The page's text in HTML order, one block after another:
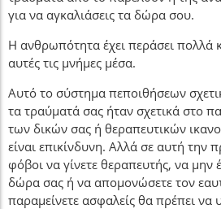
για να αγκαλιάσεις τα δώρα σου.
Η ανθρωπότητα έχει περάσει πολλά
αυτές τις μνήμες μέσα.
Αυτό το σύστημα πεποιθήσεων
τα τραύματά σας ήταν σχετικά στο
των δικών σας ή θεραπευτικών
είναι επικίνδυνη. Αλλά σε αυτή την
φόβοι να γίνετε θεραπευτής, να μην
δώρα σας ή να απομονώσετε τον
παραμείνετε ασφαλείς θα πρέπει να